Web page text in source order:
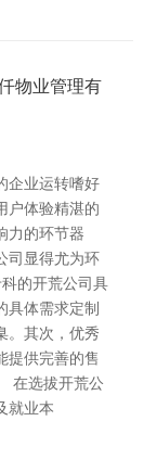
物业管理有
企业运转嗜好
户体验精湛的
力的环节器
司显得尤为环
的开荒公司具
具体需求定制
。其次，优秀
提供完善的售
在选拔开荒公
就业本